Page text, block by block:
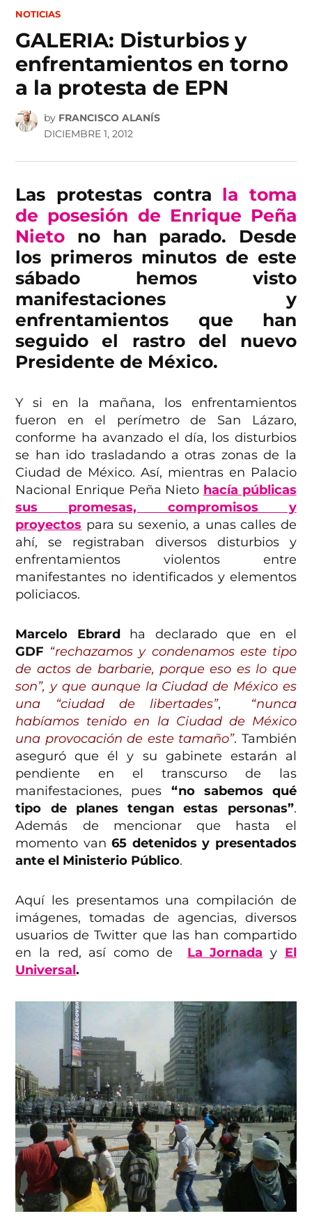
POSTED
NOTICIAS
GALERIA: Disturbios y
enfrentamientos en torno
a la protesta de EPN
by FRANCISCO ALANÍS
DICIEMBRE 1, 2012
Las protestas contra la toma
de posesión de Enrique Peña
Nieto no han parado. Desde
los primeros minutos de este
sábado hemos visto
manifestaciones y
enfrentamientos que han
seguido el rastro del nuevo
Presidente de México.
Y si en la mañana, los enfrentamientos
fueron en el perímetro de San Lázaro,
conforme ha avanzado el día, los disturbios
se han ido trasladando a otras zonas de la
Ciudad de México. Así, mientras en Palacio
Nacional Enrique Peña Nieto hacía públicas
sus promesas, compromisos y
proyectos para su sexenio, a unas calles de
ahí, se registraban diversos disturbios y
enfrentamientos violentos entre
manifestantes no identificados y elementos
policiacos.
Marcelo Ebrardha declarado que en el
GDF “rechazamos y condenamos este tipo
de actos de barbarie, porque eso es lo que
son”, y que aunque la Ciudad de México es
una “ciudad de libertades”,
“nunca
habíamos tenido en la Ciudad de México
una provocación de este tamaño”. También
aseguró que él y su gabinete estarán al
pendiente en el transcurso de las
manifestaciones, pues “no sabemos qué
tipo de planes tengan estas personas”.
Además de mencionar que hasta el
momento van65 detenidos y presentados
ante el Ministerio Público.
Aquí les presentamos una compilación de
imágenes, tomadas de agencias, diversos
usuarios de Twitter que las han compartido
en la red, así como de La Jornada y El
Universal.